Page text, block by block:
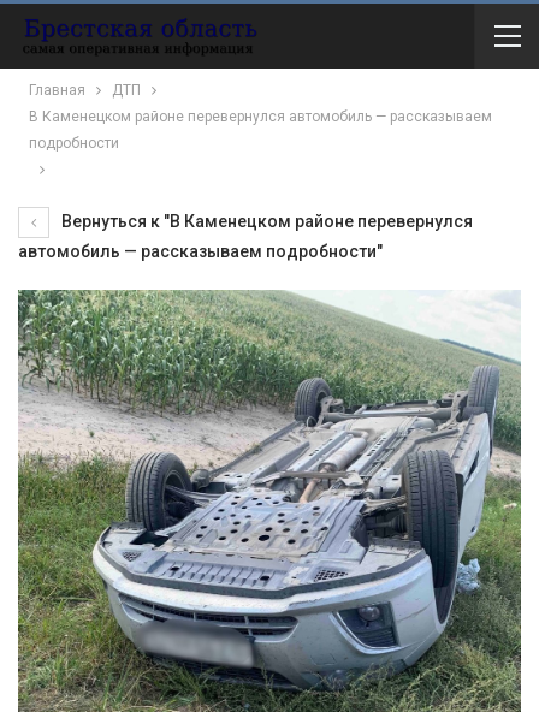
Главная
ДТП
В Каменецком районе перевернулся автомобиль — рассказываем
подробности
Вернуться к "В Каменецком районе перевернулся
автомобиль — рассказываем подробности"